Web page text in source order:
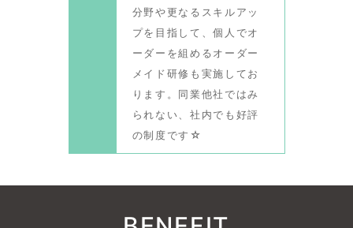
分野や更なるスキルアッ
プを目指して、個人でオ
ーダーを組めるオーダー
メイド研修も実施してお
ります。同業他社ではみ
られない、社内でも好評
の制度です☆